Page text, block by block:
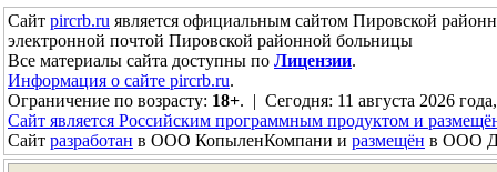
Сайт pircrb.ru является официальным сайтом Пировской
электронной почтой Пировской районной больницы
Все материалы сайта доступны по Лицензии.
Информация о сайте pircrb.ru.
Ограничение по возрасту: 18+. | Сегодня: 11 августа 2026
Сайт является Российским программным продуктом и
Сайт разработан в ООО КопыленКомпани и размещён в ООО